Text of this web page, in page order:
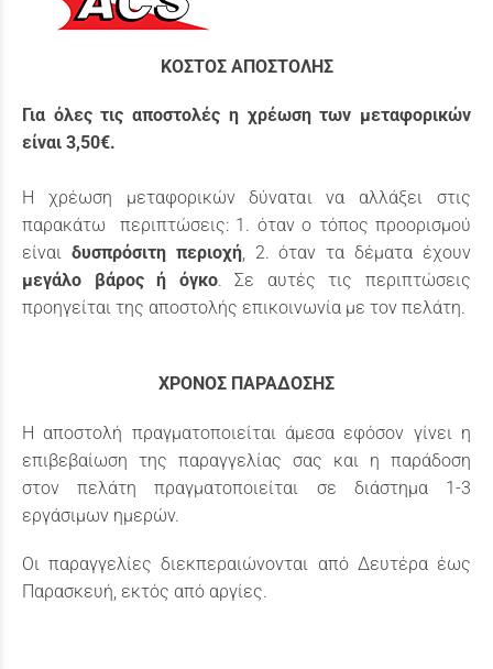
ΚΟΣΤΟΣ ΑΠΟΣΤΟΛΗΣ
Για όλες τις αποστολές η χρέωση των μεταφορικών
είναι 3,50€.
Η χρέωση μεταφορικών δύναται να αλλάξει στις
παρακάτω περιπτώσεις: 1. όταν ο τόπος προορισμού
είναι δυσπρόσιτη περιοχή, 2. όταν τα δέματα έχουν
μεγάλο βάρος ή όγκο. Σε αυτές τις περιπτώσεις
προηγείται της αποστολής επικοινωνία με τον πελάτη.
ΧΡΟΝΟΣ ΠΑΡΑΔΟΣΗΣ
H αποστολή πραγματοποιείται άμεσα εφόσον γίνει η
επιβεβαίωση της παραγγελίας σας και η παράδοση
στον πελάτη πραγματοποιείται σε διάστημα 1-3
εργάσιμων ημερών.
Οι παραγγελίες διεκπεραιώνονται από Δευτέρα έως
Παρασκευή, εκτός από αργίες.